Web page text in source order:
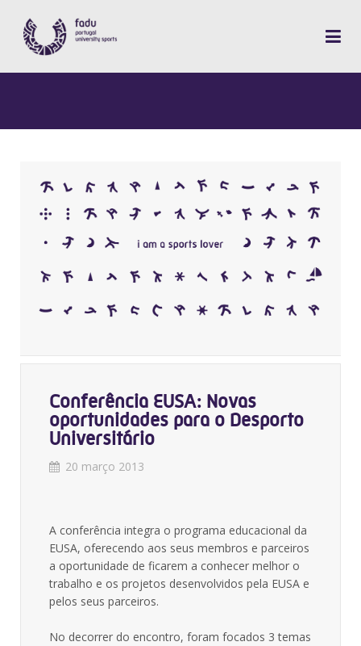
Conferência EUSA: Novas
oportunidades para o Desporto
Universitário
20 março 2013
A conferência integra o programa educacional da
EUSA, oferecendo aos seus membros e parceiros
a oportunidade de ficarem a conhecer melhor o
trabalho e os projetos desenvolvidos pela EUSA e
pelos seus parceiros.
No decorrer do encontro, foram focados 3 temas